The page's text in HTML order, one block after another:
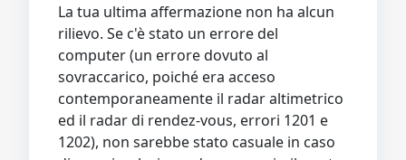
La tua ultima affermazione non ha alcun
rilievo. Se c'è stato un errore del
computer (un errore dovuto al
sovraccarico, poiché era acceso
contemporaneamente il radar altimetrico
ed il radar di rendez-vous, errori 1201 e
1202), non sarebbe stato casuale in caso